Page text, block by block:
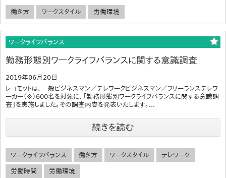
働き方 ワークスタイル 労働環境
ワークライフバランス
勤務形態別ワークライフバランスに関する意識調査
2019年06月20日
レコモットは、一般ビジネスマン／テレワークビジネスマン／フリーランステレワ
ーカー（※）600名を対象に、「勤務形態別ワークライフバランスに関する意識調
査」を実施しました。その調査内容を発表いたします。...
続きを読む
ワークライフバランス 働き方 ワークスタイル テレワーク
労働時間 労働環境